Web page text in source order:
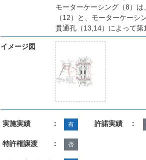
モーターケーシング（8）
（12）と、モーターケーシ
貫通孔（13,14）によって第
イメージ図
実施実績 ： 有 許諾実績 ：
特許権譲渡 ： 否